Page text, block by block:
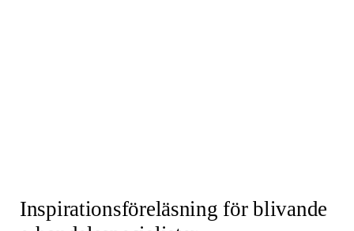
Inspirationsföreläsning för blivande